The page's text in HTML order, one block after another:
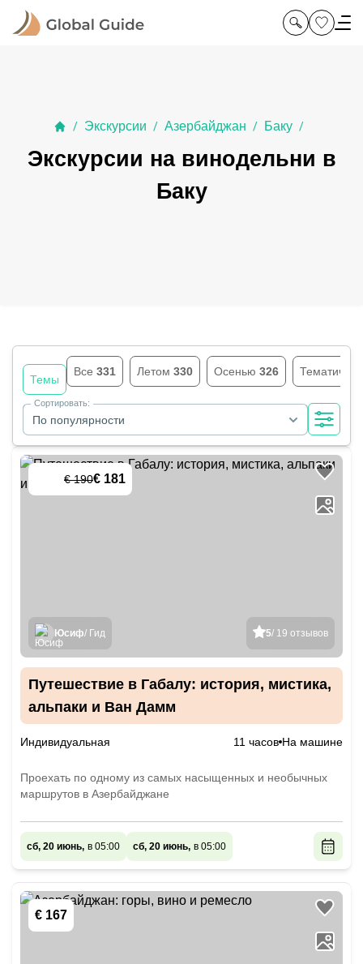
/ Экскурсии / Азербайджан / Баку /
Экскурсии на винодельни в
Баку
Темы
Все 331 Летом 330 Осенью 326
По популярности
Сортировать:
€ 190€ 181
5/ 19 отзывов
Юсиф/ Гид
Путешествие в Габалу: история, мистика,
альпаки и Ван Дамм
Индивидуальная 11 часов На машине
Проехать по одному из самых насыщенных и необычных
маршрутов в Азербайджане
сб, 20 июнь, в 05:00 сб, 20 июнь, в 05:00
€ 167